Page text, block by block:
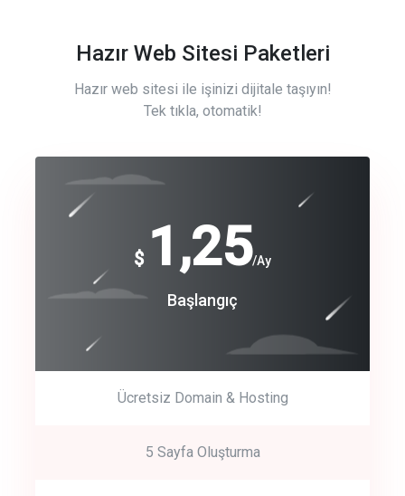
Hazır Web Sitesi Paketleri
Hazır web sitesi ile işinizi dijitale taşıyın!
Tek tıkla, otomatik!
$ 1,25/Ay
Başlangıç
Ücretsiz Domain & Hosting
5 Sayfa Oluşturma
Free
Basic